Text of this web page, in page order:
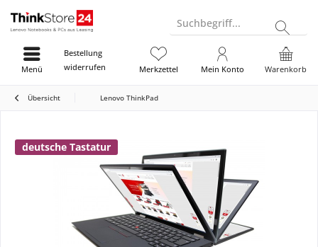
Suchbegriff...
Bestellung
widerrufen
Warenkorb
Merkzettel Mein Konto
Menü
Übersicht Lenovo ThinkPad
deutsche Tastatur